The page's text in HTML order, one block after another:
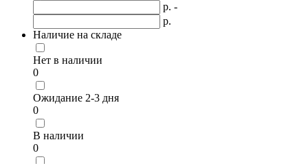
р. -
р.
Наличие на складе
Нет в наличии
0
Ожидание 2-3 дня
0
В наличии
0